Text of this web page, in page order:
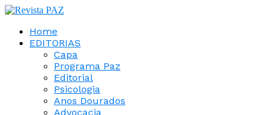
Home
EDITORIAS
Capa
Programa Paz
Editorial
Psicologia
Anos Dourados
Advocacia